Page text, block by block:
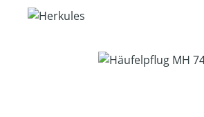
Bildergalerie überspringen